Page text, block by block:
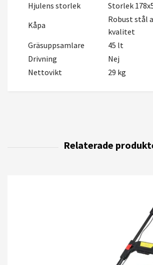
Hjulens storlek
Storlek
Kåpa
Robust stål
kvalitet
Gräsuppsamlare
45 lt
Drivning
Nej
Nettovikt
29 kg